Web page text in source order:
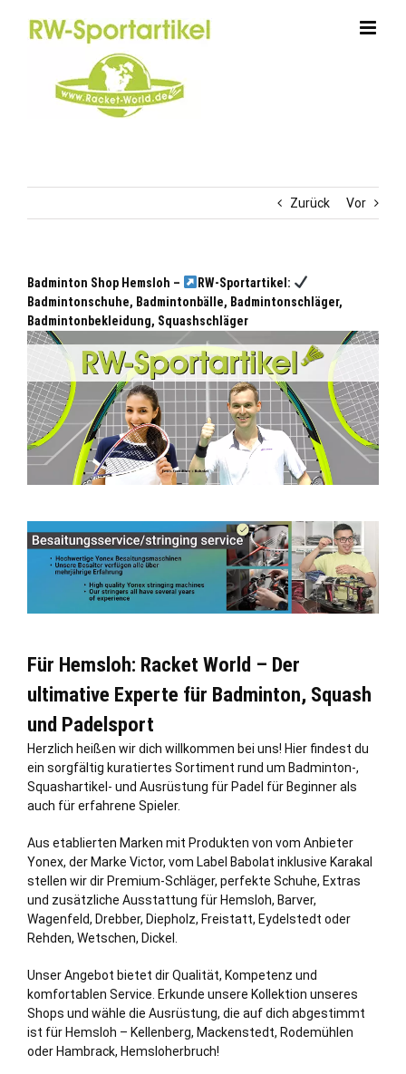
Zurück Vor
Badminton Shop Hemsloh –
RW-Sportartikel:
Badmintonschuhe, Badmintonbälle, Badmintonschläger,
Badmintonbekleidung, Squashschläger
Für Hemsloh: Racket World – Der
ultimative Experte für Badminton, Squash
und Padelsport
Herzlich heißen wir dich willkommen bei uns! Hier findest du
ein sorgfältig kuratiertes Sortiment rund um Badminton-,
Squashartikel- und Ausrüstung für Padel für Beginner als
auch für erfahrene Spieler.
Aus etablierten Marken mit Produkten von vom Anbieter
Yonex, der Marke Victor, vom Label Babolat inklusive Karakal
stellen wir dir Premium-Schläger, perfekte Schuhe, Extras
und zusätzliche Ausstattung für Hemsloh, Barver,
Wagenfeld, Drebber, Diepholz, Freistatt, Eydelstedt oder
Rehden, Wetschen, Dickel
Unser Angebot bietet dir Qualität, Kompetenz und
komfortablen Service. Erkunde unsere Kollektion unseres
Shops und wähle die Ausrüstung, die auf dich abgestimmt
ist für Hemsloh – Kellenberg, Mackenstedt, Rodemühlen
oder Hambrack, Hemsloherbruch!